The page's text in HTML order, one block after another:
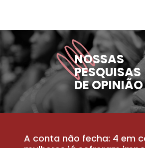
NOSSAS
PESQUISAS
DE OPINIÃO
A conta não fecha: 4 em